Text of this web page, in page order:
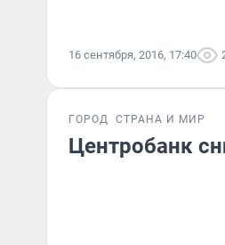
16 сентября, 2016, 17:40
ГОРОД СТРАНА И МИР
Центробанк